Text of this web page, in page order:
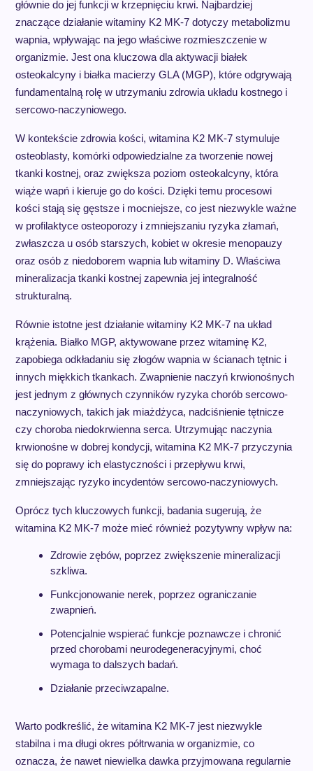
głównie do jej funkcji w krzepnięciu krwi. Najbardziej
znaczące działanie witaminy K2 MK-7 dotyczy metabolizmu
wapnia, wpływając na jego właściwe rozmieszczenie w
organizmie. Jest ona kluczowa dla aktywacji białek
osteokalcyny i białka macierzy GLA (MGP), które odgrywają
fundamentalną rolę w utrzymaniu zdrowia układu kostnego i
sercowo-naczyniowego.
W kontekście zdrowia kości, witamina K2 MK-7 stymuluje
osteoblasty, komórki odpowiedzialne za tworzenie nowej
tkanki kostnej, oraz zwiększa poziom osteokalcyny, która
wiąże wapń i kieruje go do kości. Dzięki temu procesowi
kości stają się gęstsze i mocniejsze, co jest niezwykle ważne
w profilaktyce osteoporozy i zmniejszaniu ryzyka złamań,
zwłaszcza u osób starszych, kobiet w okresie menopauzy
oraz osób z niedoborem wapnia lub witaminy D. Właściwa
mineralizacja tkanki kostnej zapewnia jej integralność
strukturalną.
Równie istotne jest działanie witaminy K2 MK-7 na układ
krążenia. Białko MGP, aktywowane przez witaminę K2,
zapobiega odkładaniu się złogów wapnia w ścianach tętnic i
innych miękkich tkankach. Zwapnienie naczyń krwionośnych
jest jednym z głównych czynników ryzyka chorób sercowo-
naczyniowych, takich jak miażdżyca, nadciśnienie tętnicze
czy choroba niedokrwienna serca. Utrzymując naczynia
krwionośne w dobrej kondycji, witamina K2 MK-7 przyczynia
się do poprawy ich elastyczności i przepływu krwi,
zmniejszając ryzyko incydentów sercowo-naczyniowych.
Oprócz tych kluczowych funkcji, badania sugerują, że
witamina K2 MK-7 może mieć również pozytywny wpływ na:
Zdrowie zębów, poprzez zwiększenie mineralizacji
szkliwa.
Funkcjonowanie nerek, poprzez ograniczanie
zwapnień.
Potencjalnie wspierać funkcje poznawcze i chronić
przed chorobami neurodegeneracyjnymi, choć
wymaga to dalszych badań.
Działanie przeciwzapalne.
Warto podkreślić, że witamina K2 MK-7 jest niezwykle
stabilna i ma długi okres półtrwania w organizmie, co
oznacza, że nawet niewielka dawka przyjmowana regularnie